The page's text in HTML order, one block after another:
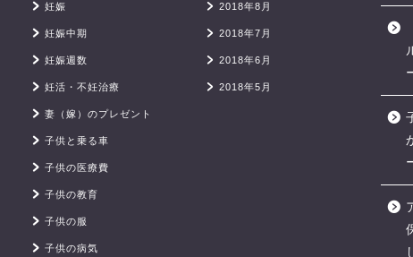
妊娠
妊娠中期
妊娠週数
妊活・不妊治療
妻（嫁）のプレゼント
子供と乗る車
子供の医療費
子供の教育
子供の服
子供の病気
2018年8月
2018年7月
2018年6月
2018年5月